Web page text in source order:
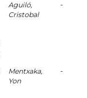
Aguiló,
Cristobal
-
Mentxaka,
Yon
-